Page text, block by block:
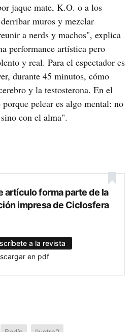
jaque mate, K.O. o a los
muros y mezclar
a nerds y machos", explica
performance artística pero
y real. Para el espectador es
durante 45 minutos, cómo
y la testosterona. En el
pelear es algo mental: no
con el alma".
artículo forma parte de la
impresa de Ciclosfera
a la revista
en pdf